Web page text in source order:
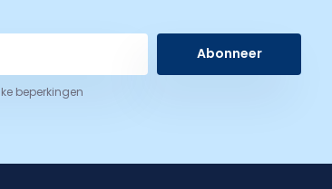
Abonneer
beperkingen